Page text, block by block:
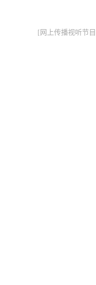
[ 网上传播视听节目